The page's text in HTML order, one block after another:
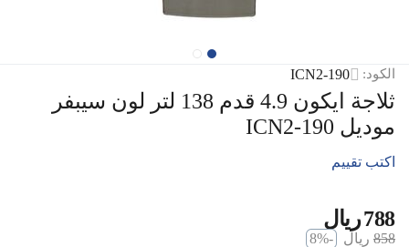
الكود: ICN2-190
ثلاجة ايكون 4.9 قدم 138 لتر لون سيبفر
موديل ICN2-190
اكتب تقييم
ريال‎ ‍788‍
ريال ‍858‍
-8%